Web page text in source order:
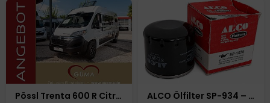
Pössl Trenta 600 R Citroen 165 PS ALCO Ölfilter SP-934 – Motorölfilter – neu und unbenutzt – Originalverpackung